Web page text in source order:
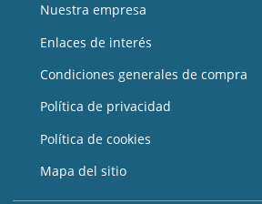
Nuestra empresa
Enlaces de interés
Condiciones generales de compra
Política de privacidad
Política de cookies
Mapa del sitio